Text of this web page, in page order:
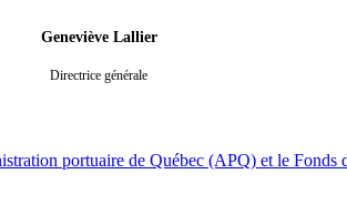
Geneviève Lallier
Directrice générale
portuaire de Québec (APQ) et le